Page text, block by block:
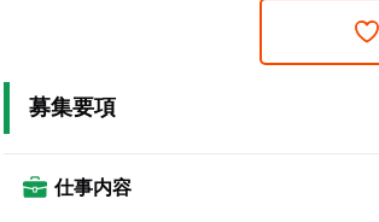
募集要項
仕事内容